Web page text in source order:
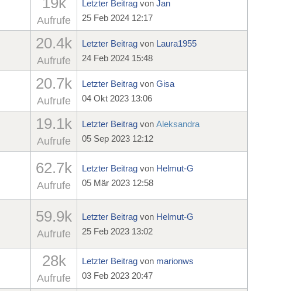
Aufrufe
Letzter Beitrag von Jan
25 Feb 2024 12:17
20.4k
Aufrufe
Letzter Beitrag von Laura1955
24 Feb 2024 15:48
20.7k
Aufrufe
Letzter Beitrag von Gisa
04 Okt 2023 13:06
19.1k
Aufrufe
Letzter Beitrag von Aleksandra
05 Sep 2023 12:12
62.7k
Aufrufe
Letzter Beitrag von Helmut-G
05 Mär 2023 12:58
59.9k
Aufrufe
Letzter Beitrag von Helmut-G
25 Feb 2023 13:02
28k
Aufrufe
Letzter Beitrag von marionws
03 Feb 2023 20:47